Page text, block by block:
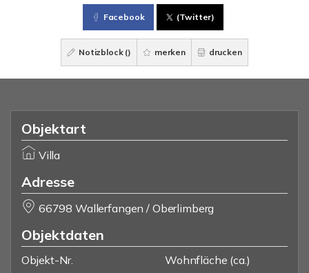
Facebook (Twitter)
Notizblock () merken drucken
Objektart
Villa
Adresse
66798 Wallerfangen / Oberlimberg
Objektdaten
Objekt-Nr.
Wohnfläche (ca.)